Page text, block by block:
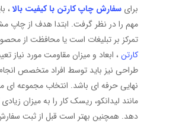
برای سفارش چاپ کارتن با کیفیت بالا،
مهم را در نظر گرفت. ابتدا هدف از چاپ
تمرکز بر تبلیغات است یا محافظت از
کارتن، ابعاد و میزان مقاومت مورد نیاز
طراحی نیز باید توسط افراد متخصص
نهایی حرفه ای باشد. انتخاب مجموعه ای
مانند لیدانکو، ریسک کار را به میزان
دهد. همچنین بهتر است قبل از ثبت